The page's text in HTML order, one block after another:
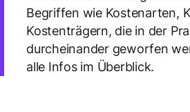
Begriffen wie Kostenarten,
Kostenträgern, die in der
durcheinander geworfen
alle Infos im Überblick.